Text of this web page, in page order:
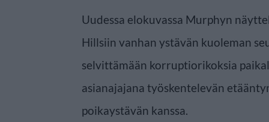
Uudessa elokuvassa Murphyn
Hillsiin vanhan ystävän kuoleman
selvittämään korruptiorikoksia
asianajajana työskentelevän
poikaystävän kanssa.